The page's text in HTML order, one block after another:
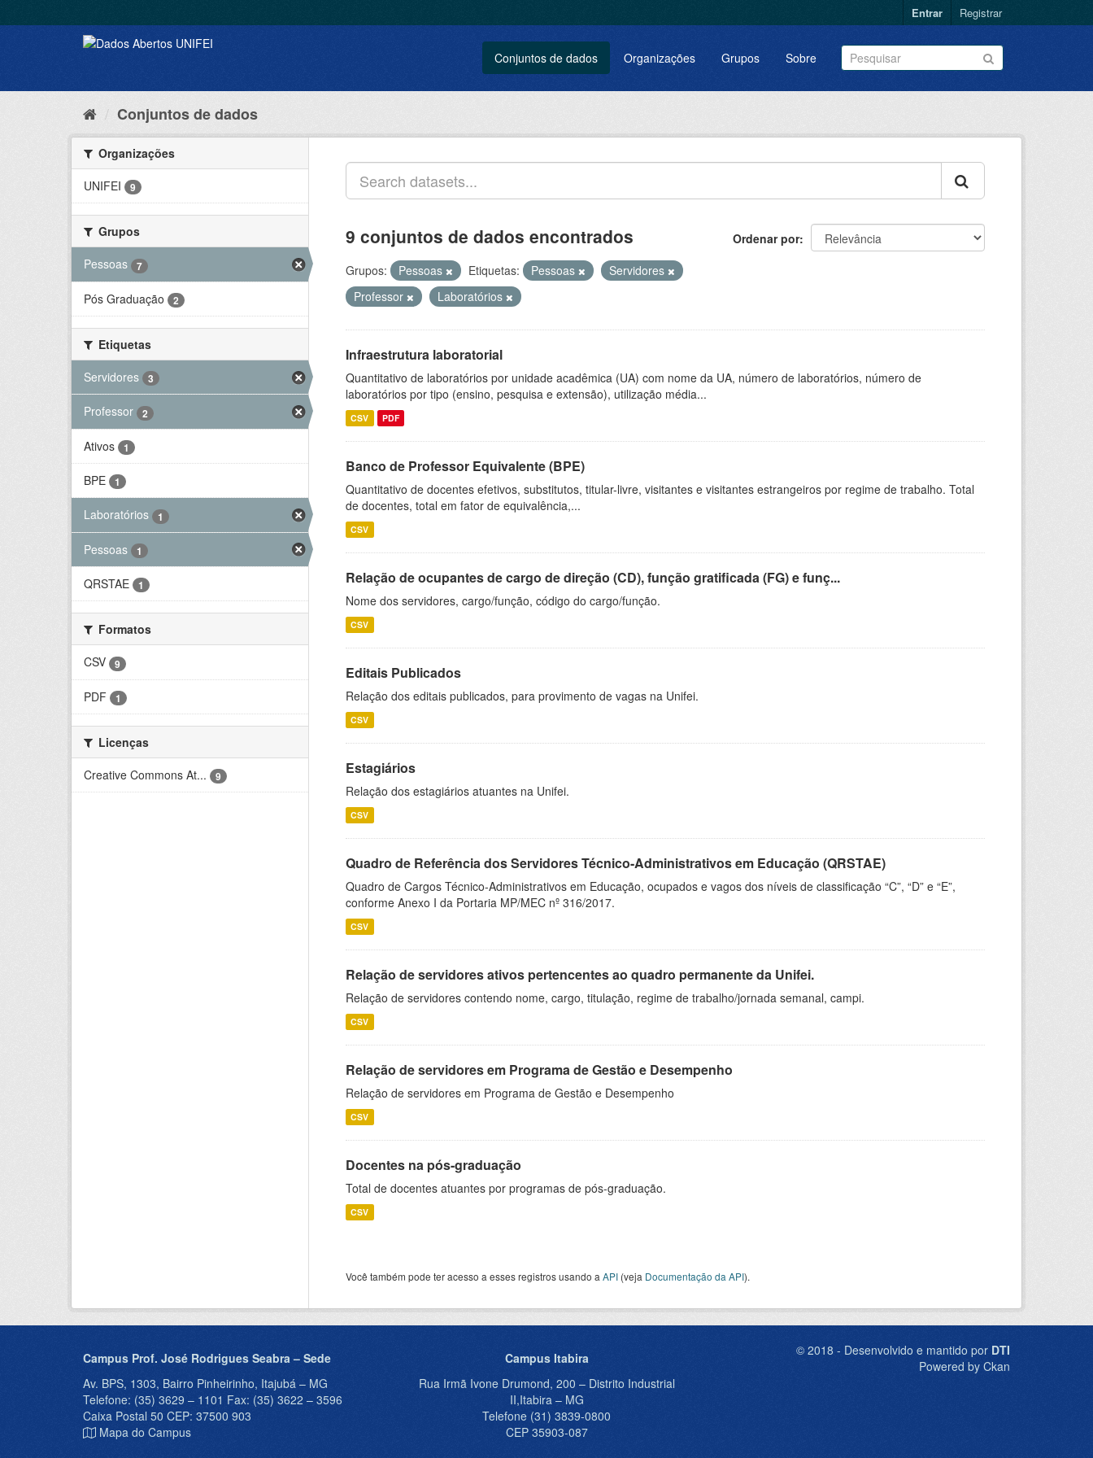
Entrar Registrar
Conjuntos de dados Organizações Grupos Sobre
Conjuntos de dados
Organizações
UNIFEI
9
Grupos
Pessoas
7
Pós Graduação 2
Etiquetas
Servidores
3
Professor 2
Ativos 1
BPE 1
Laboratórios 1
Pessoas 1
QRSTAE 1
Formatos
CSV
9
PDF 1
Licenças
Creative Commons At...
9
Ordenar por
9 conjuntos de dados encontrados
Grupos: Pessoas Etiquetas: Pessoas
Servidores
Professor
Laboratórios
Infraestrutura laboratorial
Quantitativo de laboratórios por unidade acadêmica (UA) com nome da UA, número de laboratórios, número de
laboratórios por tipo (ensino, pesquisa e extensão), utilização média...
CSV PDF
Banco de Professor Equivalente (BPE)
Quantitativo de docentes efetivos, substitutos, titular-livre, visitantes e visitantes estrangeiros por regime de trabalho. Total
de docentes, total em fator de equivalência,...
CSV
Relação de ocupantes de cargo de direção (CD), função gratificada (FG) e funç...
Nome dos servidores, cargo/função, código do cargo/função.
CSV
Editais Publicados
Relação dos editais publicados, para provimento de vagas na Unifei.
CSV
Estagiários
Relação dos estagiários atuantes na Unifei.
CSV
Quadro de Referência dos Servidores Técnico-Administrativos em Educação (QRSTAE)
Quadro de Cargos Técnico-Administrativos em Educação, ocupados e vagos dos níveis de classificação “C”, “D” e “E”,
conforme Anexo I da Portaria MP/MEC nº 316/2017.
CSV
Relação de servidores ativos pertencentes ao quadro permanente da Unifei.
Relação de servidores contendo nome, cargo, titulação, regime de trabalho/jornada semanal, campi.
CSV
Relação de servidores em Programa de Gestão e Desempenho
Relação de servidores em Programa de Gestão e Desempenho
CSV
Docentes na pós-graduação
Total de docentes atuantes por programas de pós-graduação.
CSV
Você também pode ter acesso a esses registros usando a API (veja Documentação da API).
Campus Prof. José Rodrigues Seabra – Sede
Av. BPS, 1303, Bairro Pinheirinho, Itajubá – MG
Telefone: (35) 3629 – 1101 Fax: (35) 3622 – 3596
Caixa Postal 50 CEP: 37500 903
Mapa do Campus
Campus Itabira
Rua Irmã Ivone Drumond, 200 – Distrito Industrial
II,Itabira – MG
Telefone (31) 3839-0800
CEP 35903-087
© 2018 - Desenvolvido e mantido por DTI
Powered by Ckan